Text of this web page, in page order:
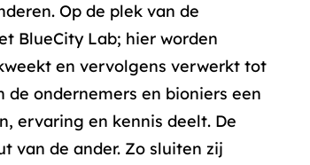
Op de plek van de
BlueCity Lab; hier worden
en vervolgens verwerkt tot
de ondernemers en bioniers een
ervaring en kennis deelt. De
van de ander. Zo sluiten zij